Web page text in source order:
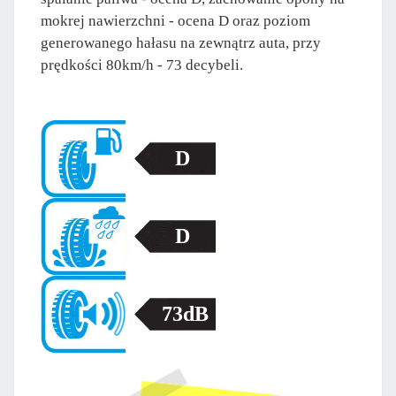
mokrej nawierzchni - ocena D oraz poziom
generowanego hałasu na zewnątrz auta, przy
prędkości 80km/h - 73 decybeli.
D
D
73dB